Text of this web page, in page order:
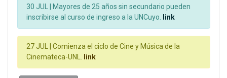
30 JUL |
Mayores de 25 años sin secundario pueden
inscribirse al curso de ingreso a la UNCuyo. link
27 JUL | Comienza el ciclo de Cine y Música de la
Cinemateca-UNL. link